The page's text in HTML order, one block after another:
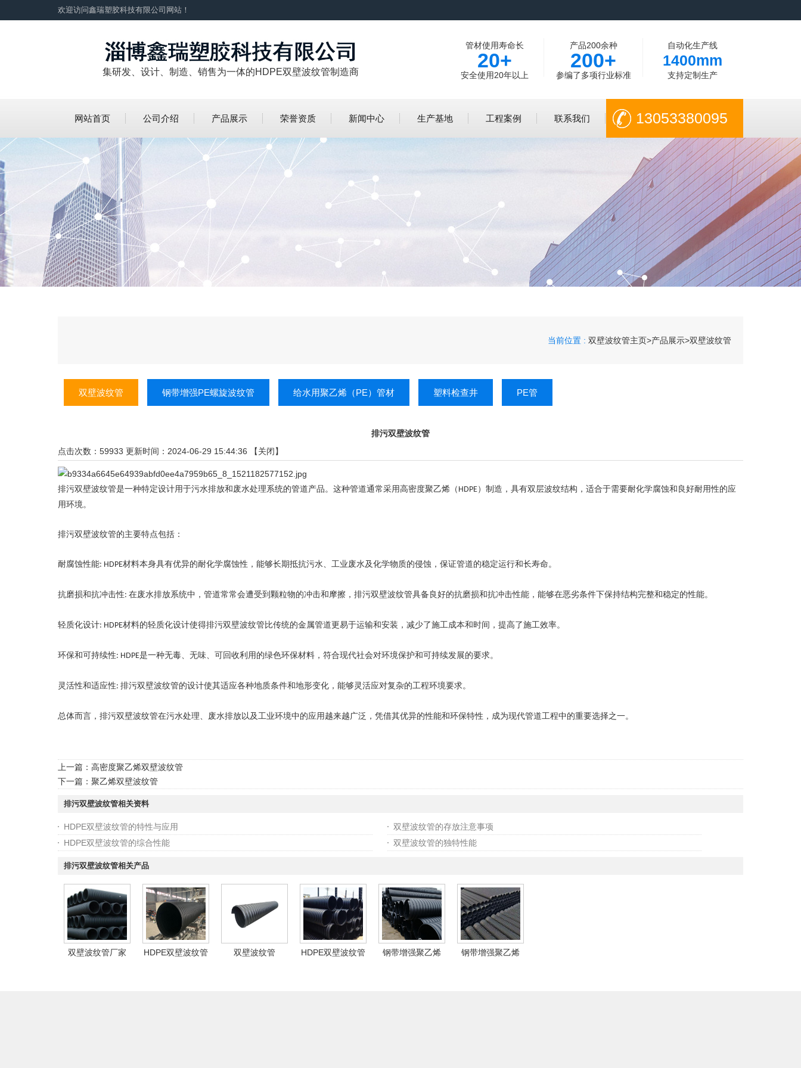
欢迎访问鑫瑞塑胶科技有限公司网站！
集研发、设计、制造、销售为一体的HDPE双壁波纹管制造商
管材使用寿命长
20+
安全使用20年以上
产品200余种
200+
参编了多项行业标准
自动化生产线
1400mm
支持定制生产
网站首页 公司介绍 产品展示 荣誉资质 新闻中心 生产基地 工程案例 联系我们 13053380095
当前位置 : 双壁波纹管主页>产品展示>双壁波纹管
双壁波纹管 钢带增强PE螺旋波纹管 给水用聚乙烯（PE）管材 塑料检查井 PE管
排污双壁波纹管
点击次数： 59933 更新时间：2024-06-29 15:44:36 【关闭】
排污双壁波纹管是一种特定设计用于污水排放和废水处理系统的管道产品。这种管道通常采用高密度聚乙烯（ HDPE）制造，具有双层波纹结构，适合于需要耐化学腐蚀和良好耐用性的应
用环境。
排污双壁波纹管的主要特点包括：
耐腐蚀性能: HDPE材料本身具有优异的耐化学腐蚀性，能够长期抵抗污水、工业废水及化学物质的侵蚀，保证管道的稳定运行和长寿命。
抗磨损和抗冲击性: 在废水排放系统中，管道常常会遭受到颗粒物的冲击和摩擦， 排污双壁波纹管具备良好的抗磨损和抗冲击性能，能够在恶劣条件下保持结构完整和稳定的性能。
轻质化设计: HDPE材料的轻质化设计使得排污双壁波纹管比传统的金属管道更易于运输和安装，减少了施工成本和时间，提高了施工效率。
环保和可持续性: HDPE是一种无毒、无味、可回收利用的绿色环保材料，符合现代社会对环境保护和可持续发展的要求。
灵活性和适应性: 排污双壁波纹管的设计使其适应各种地质条件和地形变化，能够灵活应对复杂的工程环境要求。
总体而言，排污双壁波纹管在污水处理、废水排放以及工业环境中的应用越来越广泛，凭借其优异的性能和环保特性，成为现代管道工程中的重要选择之一。
上一篇： 高密度聚乙烯双壁波纹管
下一篇： 聚乙烯双壁波纹管
排污双壁波纹管相关资料
HDPE双壁波纹管的特性与应用
双壁波纹管的存放注意事项
HDPE双壁波纹管的综合性能
双壁波纹管的独特性能
排污双壁波纹管相关产品
双壁波纹管厂家 HDPE双壁波纹管 双壁波纹管 HDPE双壁波纹管
钢带增强聚乙烯
钢带增强聚乙烯